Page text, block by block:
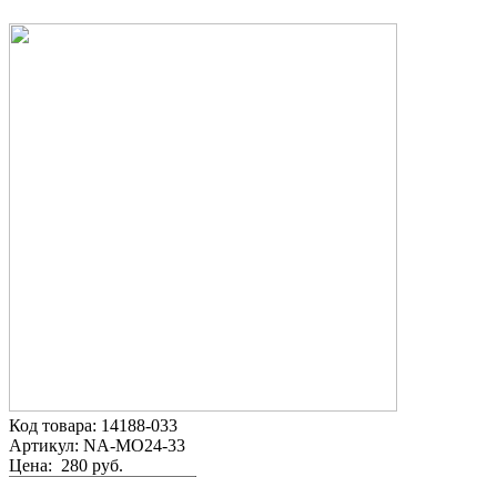
Код товара: 14188-033
Артикул: NA-MO24-33
Цена: 280 руб.